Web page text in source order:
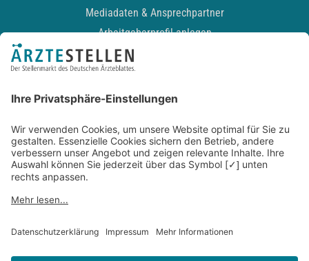
Mediadaten & Ansprechpartner
Arbeitgeberprofil anlegen
Recruiting-Podcast
Kontakt
Datenschutz
Newsletter